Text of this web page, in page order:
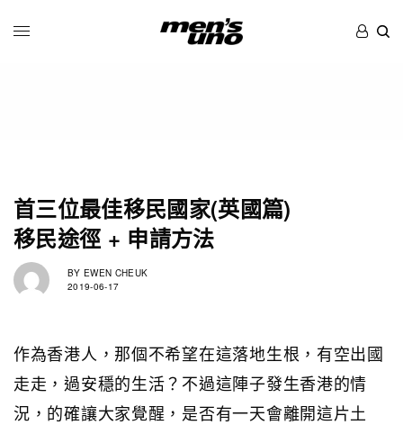
首三位最佳移民國家(英國篇)
移民途徑 + 申請方法
BY EWEN CHEUK
2019-06-17
作為香港人，那個不希望在這落地生根，有空出國
走走，過安穩的生活？不過這陣子發生香港的情
況，的確讓大家覺醒，是否有一天會離開這片土